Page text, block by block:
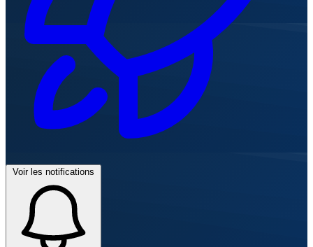
Voir les notifications